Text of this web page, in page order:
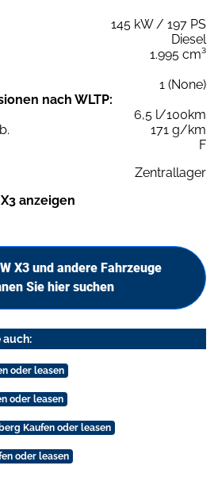
145 kW / 197 PS
Diesel
1.995 cm³
1 (None)
nach WLTP:
6,5 l/100km
171 g/km
F
Zentrallager
anzeigen
X3 und andere Fahrzeuge
Sie hier suchen
auch:
oder leasen
oder leasen
Kaufen oder leasen
oder leasen